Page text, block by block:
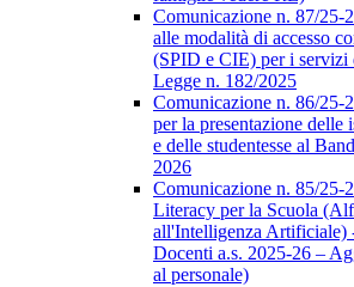
Comunicazione n. 87/25-
alle modalità di accesso
(SPID e CIE) per i servizi
Legge n. 182/2025
Comunicazione n. 86/25-
per la presentazione delle
e delle studentesse al
2026
Comunicazione n. 85/
Literacy per la Scuola
all'Intelligenza Artificiale)
Docenti a.s. 2025-26 –
al personale)